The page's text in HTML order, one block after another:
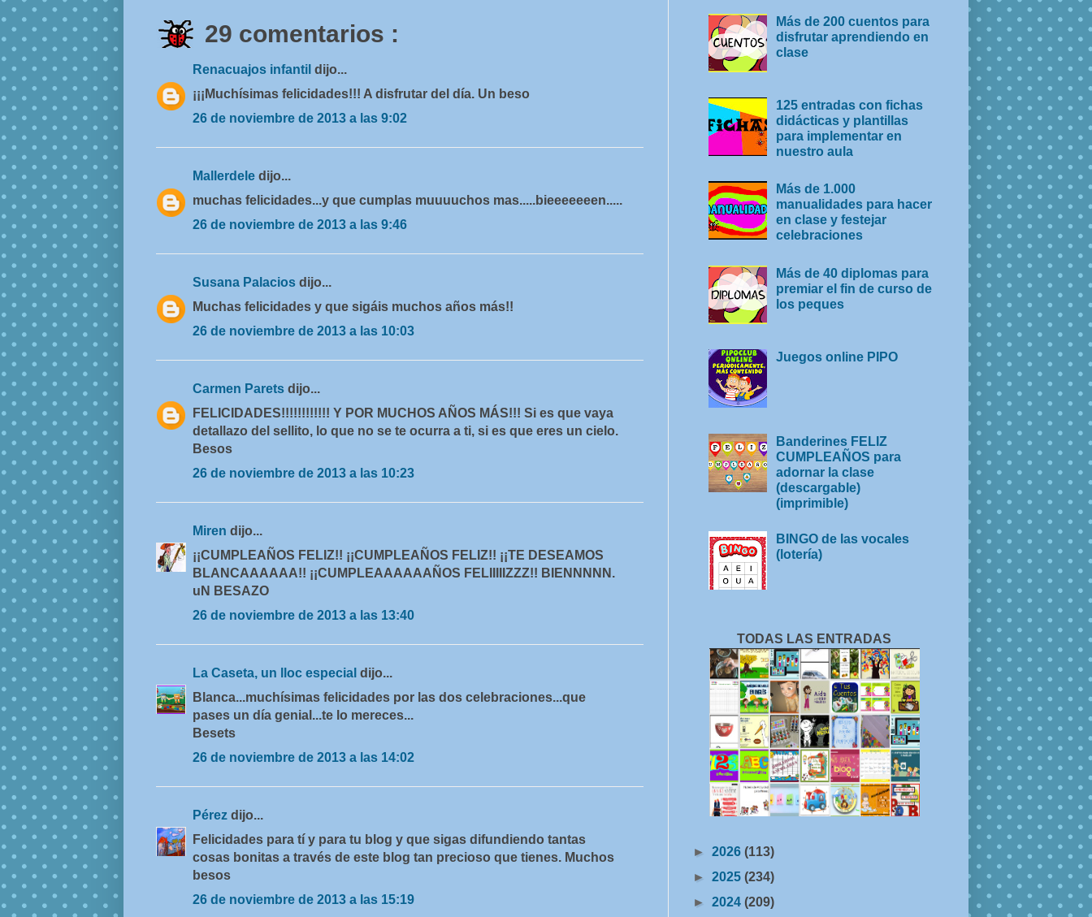
29 comentarios :
Renacuajos infantil dijo...
¡¡¡Muchísimas felicidades!!! A disfrutar del día. Un beso
26 de noviembre de 2013 a las 9:02
Mallerdele dijo...
muchas felicidades...y que cumplas muuuuchos mas.....bieeeeeeen.....
26 de noviembre de 2013 a las 9:46
Susana Palacios dijo...
Muchas felicidades y que sigáis muchos años más!!
26 de noviembre de 2013 a las 10:03
Carmen Parets dijo...
FELICIDADES!!!!!!!!!!!! Y POR MUCHOS AÑOS MÁS!!! Si es que vaya
detallazo del sellito, lo que no se te ocurra a ti, si es que eres un cielo.
Besos
26 de noviembre de 2013 a las 10:23
Miren dijo...
¡¡CUMPLEAÑOS FELIZ!! ¡¡CUMPLEAÑOS FELIZ!! ¡¡TE DESEAMOS
BLANCAAAAAA!! ¡¡CUMPLEAAAAAAÑOS FELIIIIIZZZ!! BIENNNNN.
uN BESAZO
26 de noviembre de 2013 a las 13:40
La Caseta, un lloc especial dijo...
Blanca...muchísimas felicidades por las dos celebraciones...que
pases un día genial...te lo mereces...
Besets
26 de noviembre de 2013 a las 14:02
Pérez dijo...
Felicidades para tí y para tu blog y que sigas difundiendo tantas
cosas bonitas a través de este blog tan precioso que tienes. Muchos
besos
26 de noviembre de 2013 a las 15:19
Más de 200 cuentos para
disfrutar aprendiendo en
clase
125 entradas con fichas
didácticas y plantillas
para implementar en
nuestro aula
Más de 1.000
manualidades para hacer
en clase y festejar
celebraciones
Más de 40 diplomas para
premiar el fin de curso de
los peques
Juegos online PIPO
Banderines FELIZ
CUMPLEAÑOS para
adornar la clase
(descargable)
(imprimible)
BINGO de las vocales
(lotería)
TODAS LAS ENTRADAS
► 2026 (113)
► 2025 (234)
► 2024 (209)